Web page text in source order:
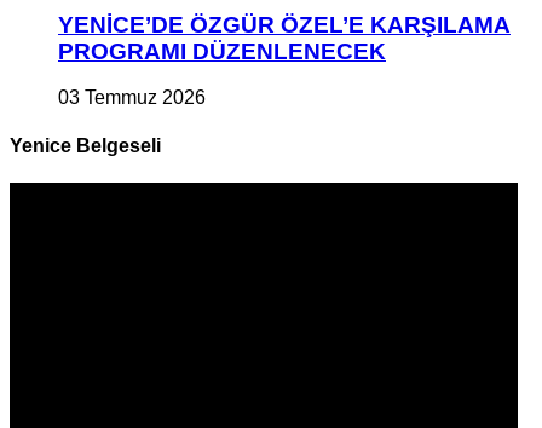
YENİCE’DE ÖZGÜR ÖZEL’E KARŞILAMA
PROGRAMI DÜZENLENECEK
03 Temmuz 2026
Yenice Belgeseli